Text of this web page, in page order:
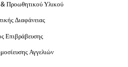
Προωθητικού Υλικού
Διαφάνειας
Επιβράβευσης
Αγγελιών